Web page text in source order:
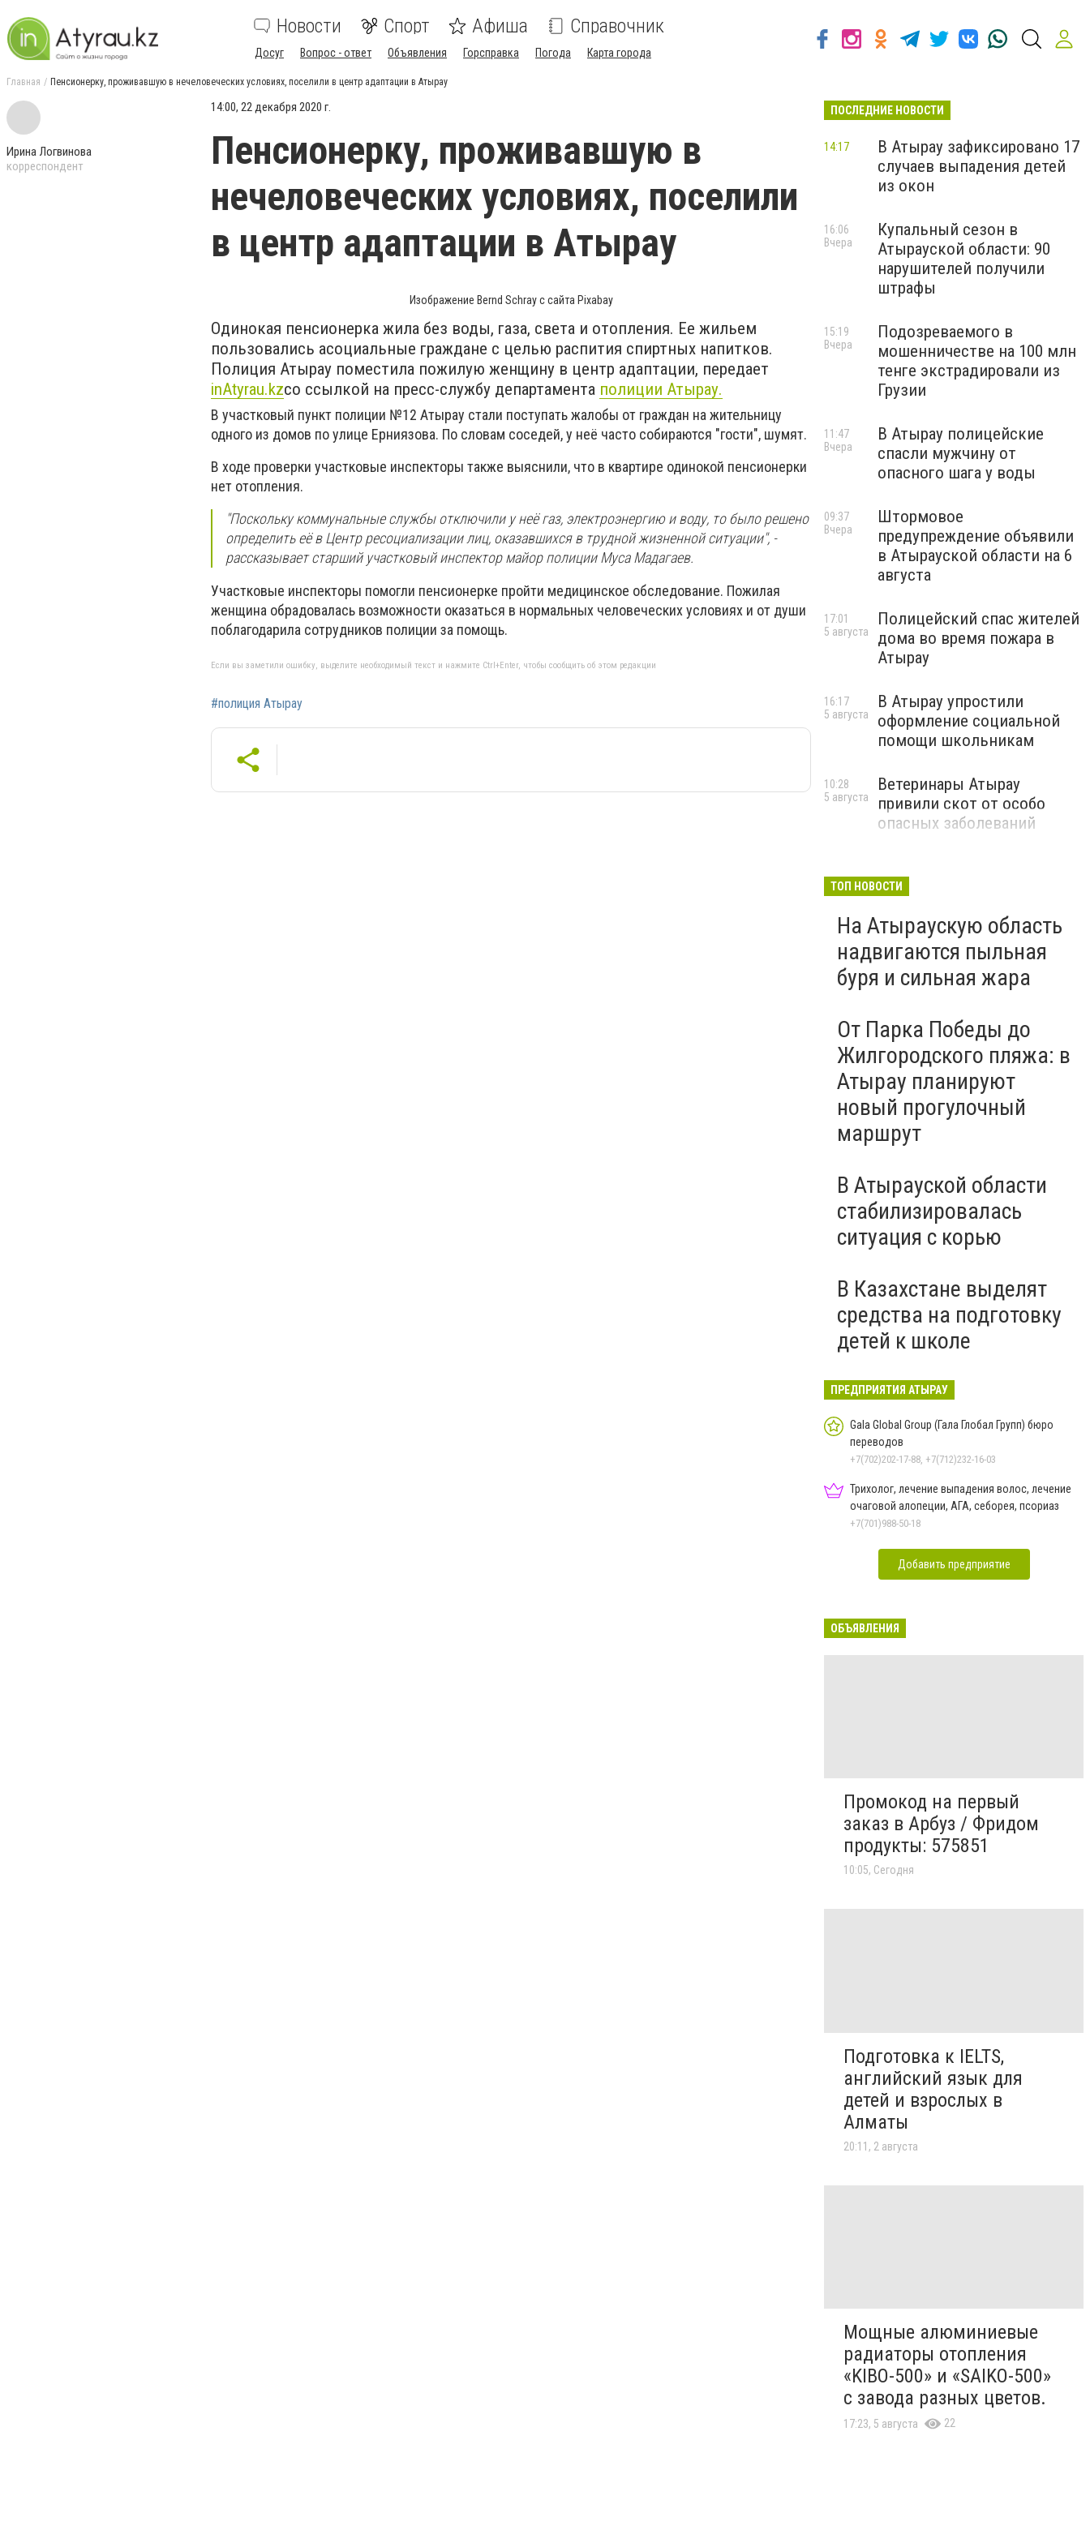
Новости Спорт Афиша Справочник
Досуг Вопрос - ответ Объявления Горсправка Погода Карта города
Главная Пенсионерку, проживавшую в нечеловеческих условиях, поселили в центр адаптации в Атырау
Ирина Логвинова
корреспондент
14:00, 22 декабря 2020 г.
Пенсионерку, проживавшую в
нечеловеческих условиях, поселили
в центр адаптации в Атырау
Изображение Bernd Schray с сайта Pixabay
Одинокая пенсионерка жила без воды, газа, света и отопления. Ее жильем
пользовались асоциальные граждане с целью распития спиртных напитков.
Полиция Атырау поместила пожилую женщину в центр адаптации, передает
inAtyrau.kzсо ссылкой на пресс-службу департамента полиции Атырау.
В участковый пункт полиции №12 Атырау стали поступать жалобы от граждан на жительницу
одного из домов по улице Ерниязова. По словам соседей, у неё часто собираются "гости", шумят.
В ходе проверки участковые инспекторы также выяснили, что в квартире одинокой пенсионерки
нет отопления.
"Поскольку коммунальные службы отключили у неё газ, электроэнергию и воду, то было решено
определить её в Центр ресоциализации лиц, оказавшихся в трудной жизненной ситуации", -
рассказывает старший участковый инспектор майор полиции Муса Мадагаев.
Участковые инспекторы помогли пенсионерке пройти медицинское обследование. Пожилая
женщина обрадовалась возможности оказаться в нормальных человеческих условиях и от души
поблагодарила сотрудников полиции за помощь.
Если вы заметили ошибку, выделите необходимый текст и нажмите Ctrl+Enter, чтобы сообщить об этом редакции
#полиция Атырау
ПОСЛЕДНИЕ НОВОСТИ
В Атырау зафиксировано 17
случаев выпадения детей
из окон
14:17
Купальный сезон в
Атырауской области: 90
нарушителей получили
штрафы
16:06
Вчера
Подозреваемого в
мошенничестве на 100 млн
тенге экстрадировали из
Грузии
15:19
Вчера
В Атырау полицейские
спасли мужчину от
опасного шага у воды
11:47
Вчера
Штормовое
предупреждение объявили
в Атырауской области на 6
августа
09:37
Вчера
Полицейский спас жителей
дома во время пожара в
Атырау
17:01
5 августа
В Атырау упростили
оформление социальной
помощи школьникам
16:17
5 августа
Ветеринары Атырау
привили скот от особо
опасных заболеваний
10:28
5 августа
ТОП НОВОСТИ
На Атыраускую область
надвигаются пыльная
буря и сильная жара
От Парка Победы до
Жилгородского пляжа: в
Атырау планируют
новый прогулочный
маршрут
В Атырауской области
стабилизировалась
ситуация с корью
В Казахстане выделят
средства на подготовку
детей к школе
ПРЕДПРИЯТИЯ АТЫРАУ
Gala Global Group (Гала Глобал Групп) бюро
переводов
+7(702)202-17-88, +7(712)232-16-03
Трихолог, лечение выпадения волос, лечение
очаговой алопеции, АГА, себорея, псориаз
+7(701)988-50-18
Добавить предприятие
ОБЪЯВЛЕНИЯ
Промокод на первый
заказ в Арбуз / Фридом
продукты: 575851
10:05, Сегодня
Подготовка к IELTS,
английский язык для
детей и взрослых в
Алматы
20:11, 2 августа
Мощные алюминиевые
радиаторы отопления
«KIBO-500» и «SAIKO-500»
с завода разных цветов.
17:23, 5 августа 22